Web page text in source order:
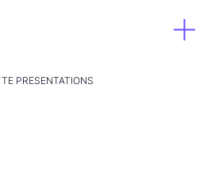
PRESENTATIONS